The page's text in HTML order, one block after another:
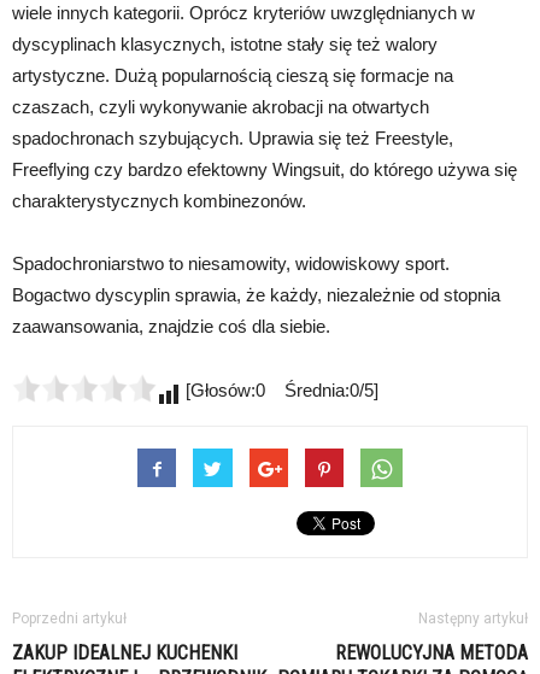
wiele innych kategorii. Oprócz kryteriów uwzględnianych w
dyscyplinach klasycznych, istotne stały się też walory
artystyczne. Dużą popularnością cieszą się formacje na
czaszach, czyli wykonywanie akrobacji na otwartych
spadochronach szybujących. Uprawia się też Freestyle,
Freeflying czy bardzo efektowny Wingsuit, do którego używa się
charakterystycznych kombinezonów.
Spadochroniarstwo to niesamowity, widowiskowy sport.
Bogactwo dyscyplin sprawia, że każdy, niezależnie od stopnia
zaawansowania, znajdzie coś dla siebie.
[Głosów:0 Średnia:0/5]
Poprzedni artykuł
ZAKUP IDEALNEJ KUCHENKI
Następny artykuł
REWOLUCYJNA METODA